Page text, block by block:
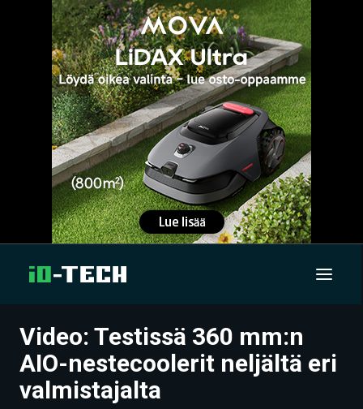
UUTISET
ARTIKKELIT
Video: Testissä 360 mm:n
AIO-nestecoolerit neljältä eri
valmistajalta